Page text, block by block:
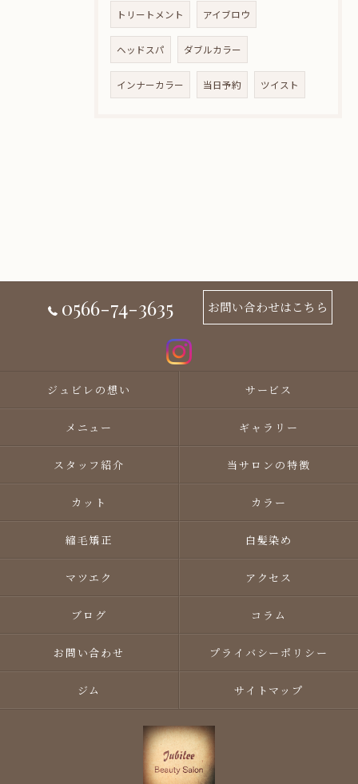
トリートメント アイブロウ
ヘッドスパ ダブルカラー
インナーカラー 当日予約 ツイスト
0566-74-3635 お問い合わせはこちら
ジュビレの想い サービス
メニュー ギャラリー
スタッフ紹介 当サロンの特徴
カット カラー
縮毛矯正 白髪染め
マツエク アクセス
ブログ コラム
お問い合わせ プライバシーポリシー
ジム サイトマップ